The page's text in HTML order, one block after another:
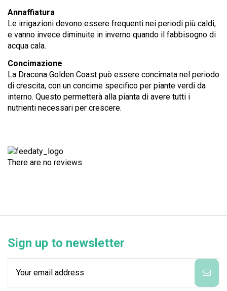
Annaffiatura
Le irrigazioni devono essere frequenti nei periodi più caldi,
e vanno invece diminuite in inverno quando il fabbisogno di
acqua cala.
Concimazione
La Dracena Golden Coast può essere concimata nel periodo
di crescita, con un concime specifico per piante verdi da
interno. Questo permetterà alla pianta di avere tutti i
nutrienti necessari per crescere.
There are no reviews
Sign up to newsletter